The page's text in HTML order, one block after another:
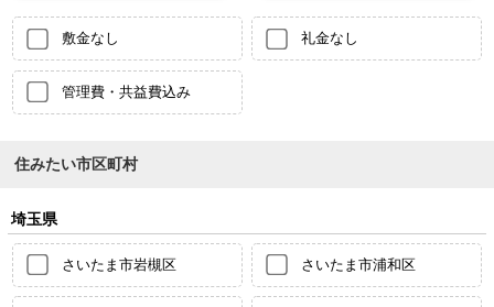
敷金なし 礼金なし
管理費・共益費込み
住みたい市区町村
埼玉県
さいたま市岩槻区 さいたま市浦和区